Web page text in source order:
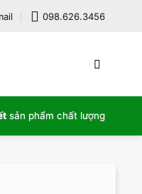
098.626.3456
sản phẩm chất lượng